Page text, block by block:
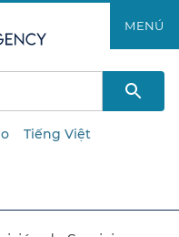
MENÚ​​
Tiếng Việt